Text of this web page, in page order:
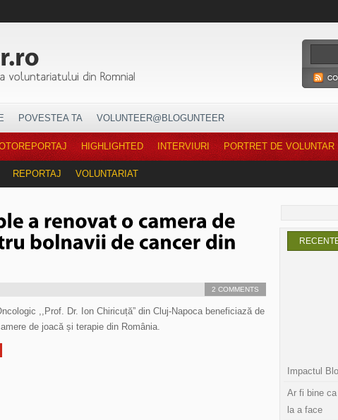
POVESTEA TA VOLUNTEER@BLOGUNTEER
HIGHLIGHTED INTERVIURI PORTRET DE VOLUNTAR
REPORTAJ VOLUNTARIAT
2 COMMENTS
,,Prof. Dr. Ion Chiricuță” din Cluj-Napoca beneficiază de
de joacă și terapie din România.
Impactul
Ar fi bine
la a face